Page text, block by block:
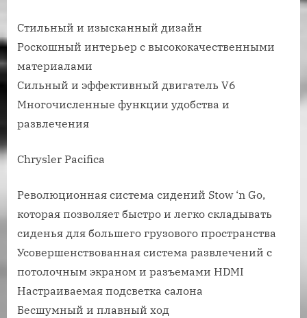
Стильный и изысканный дизайн
Роскошный интерьер с высококачественными
материалами
Сильный и эффективный двигатель V6
Многочисленные функции удобства и
развлечения
Chrysler Pacifica
Революционная система сидений Stow ‘n Go,
которая позволяет быстро и легко складывать
сиденья для большего грузового пространства
Усовершенствованная система развлечений с
потолочным экраном и разъемами HDMI
Настраиваемая подсветка салона
Бесшумный и плавный ход